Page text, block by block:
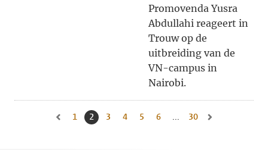
Promovenda Yusra
Abdullahi reageert in
Trouw op de
uitbreiding van de
VN-campus in
Nairobi.
Naar vorige pagina, pagina 1
Naar pagina
1 Huidige pagina, pagina
2 Naar pagina
3 Naar pagina
4 Naar pagina
5 Naar pagina
6 ... Naar laatste
30